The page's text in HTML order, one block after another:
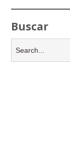
Buscar